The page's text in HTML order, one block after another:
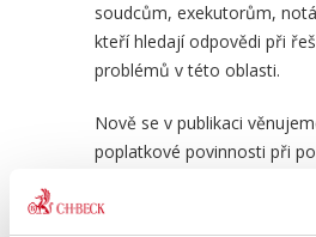
Řízení v prvním
Civilní...
1 090,00 Kč
soudcům, exekutorům,
kteří hledají odpovědi při
problémů v této oblasti.
Nově se v publikaci
poplatkové povinnosti při
žalob nebo Ústavním soudem